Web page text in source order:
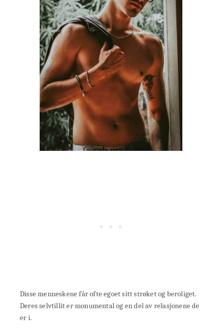
Disse menneskene får ofte egoet sitt strøket og beroliget.
Deres selvtillit er monumental og en del av relasjonene de
er i.